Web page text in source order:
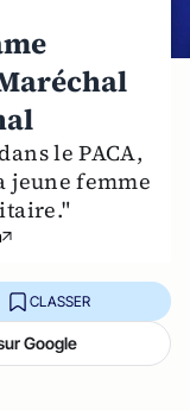
le PACA,
jeune femme
CLASSER
Google